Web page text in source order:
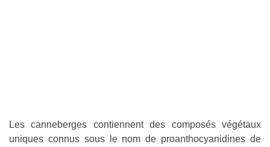
Les canneberges contiennent des composés végétaux
uniques connus sous le nom de proanthocyanidines de